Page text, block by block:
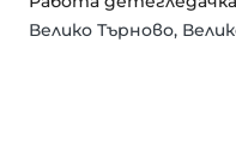
Велико Търново,